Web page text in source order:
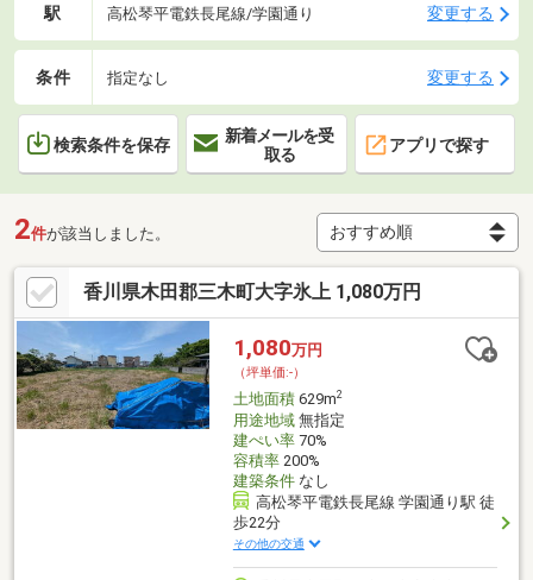
駅 高松琴平電鉄長尾線/学園通り 変更する
条件 指定なし 変更する
検索条件を保存
新着メールを受
取る
アプリで探す
2件が該当しました。
香川県木田郡三木町大字氷上 1,080万円
1,080万円
（坪単価:-）
土地面積629m2
用途地域無指定
建ぺい率70%
容積率200%
建築条件なし
高松琴平電鉄長尾線 学園通り駅 徒
歩22分
その他の交通